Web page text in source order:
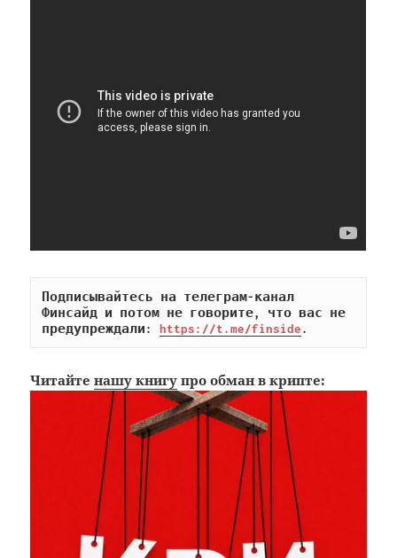
Подписывайтесь на телеграм-канал
Финсайд и потом не говорите, что вас не
предупреждали: https://t.me/finside.
Читайтенашу книгу про обман в крипте: